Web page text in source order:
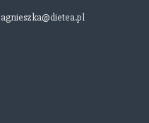
agnieszka@dietea.pl